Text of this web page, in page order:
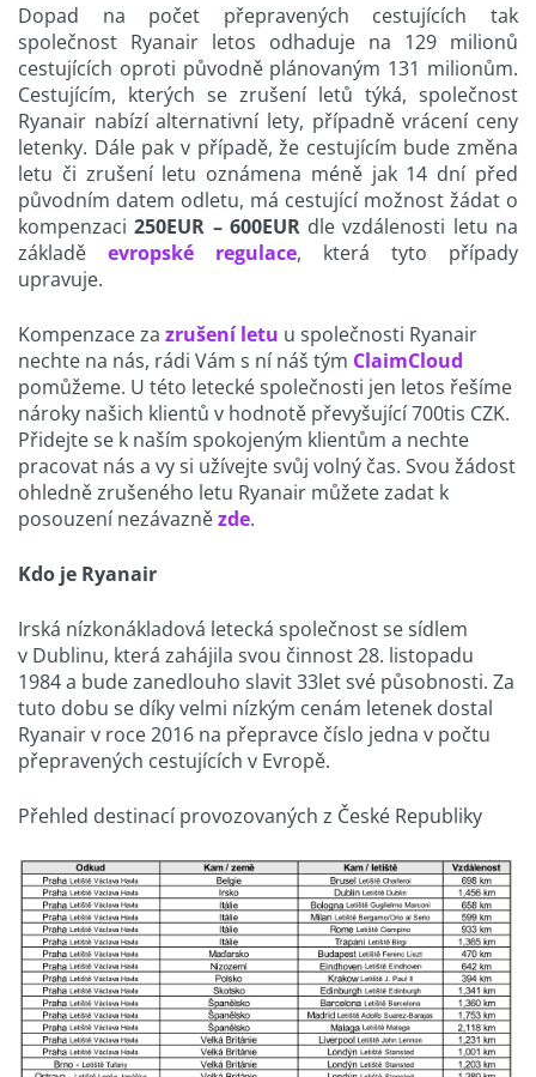
Dopad na počet přepravených cestujících tak
společnost Ryanair letos odhaduje na 129 milionů
cestujících oproti původně plánovaným 131 milionům.
Cestujícím, kterých se zrušení letů týká, společnost
Ryanair nabízí alternativní lety, případně vrácení ceny
letenky. Dále pak v případě, že cestujícím bude změna
letu či zrušení letu oznámena méně jak 14 dní před
původním datem odletu, má cestující možnost žádat o
kompenzaci250EUR – 600EURdle vzdálenosti letu na
základě evropské regulace, která tyto případy
upravuje.
Kompenzace za zrušení letu u společnosti Ryanair
nechte na nás, rádi Vám s ní náš tým ClaimCloud
pomůžeme. U této letecké společnosti jen letos řešíme
nároky našich klientů v hodnotě převyšující 700tis CZK.
Přidejte se k naším spokojeným klientům a nechte
pracovat nás a vy si užívejte svůj volný čas. Svou žádost
ohledně zrušeného letu Ryanair můžete zadat k
posouzení nezávaznězde.
Kdo je Ryanair
Irská nízkonákladová letecká společnost se sídlem
v Dublinu, která zahájila svou činnost 28. listopadu
1984 a bude zanedlouho slavit 33let své působnosti. Za
tuto dobu se díky velmi nízkým cenám letenek dostal
Ryanair v roce 2016 na přepravce číslo jedna v počtu
přepravených cestujících v Evropě.
Přehled destinací provozovaných z České Republiky